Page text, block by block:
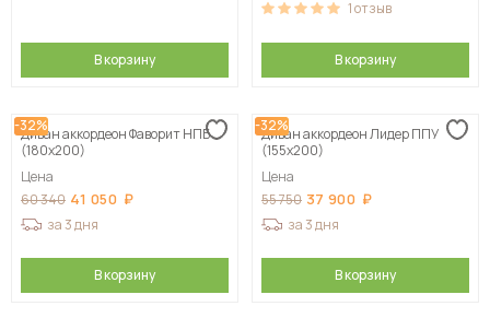
В корзину
1отзыв
В корзину
-32%
Диван аккордеон Фаворит НПБ
(180х200)
Цена
60 340 41 050
за 3 дня
В корзину
-32%
Диван аккордеон Лидер ППУ
(155х200)
Цена
55 750 37 900
за 3 дня
В корзину